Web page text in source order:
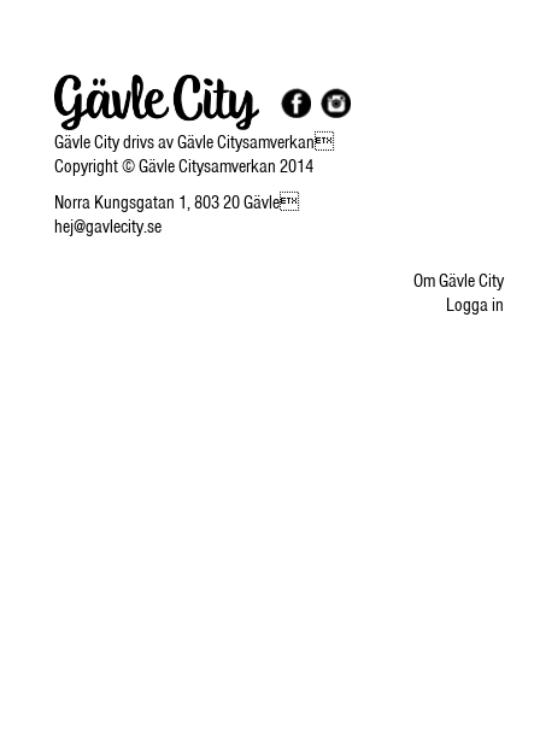
Gävle City drivs av Gävle Citysamverkan
Copyright © Gävle Citysamverkan 2014
Norra Kungsgatan 1, 803 20 Gävle
hej@gavlecity.se
Om Gävle City
Logga in